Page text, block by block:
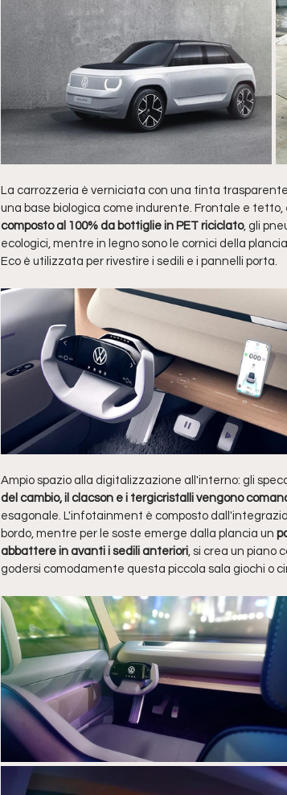
La carrozzeria è verniciata con una tinta
una base biologica come indurente. Frontale e
composto al 100% da bottiglie in PET riciclato, gli
ecologici, mentre in legno sono le cornici della
Eco è utilizzata per rivestire i sedili e i pannelli porta.
Ampio spazio alla digitalizzazione all'interno: gli
del cambio, il clacson e i tergicristalli vengono
esagonale. L'infotainment è composto
bordo, mentre per le soste emerge dalla plancia un
abbattere in avanti i sedili anteriori , si crea un
godersi comodamente questa piccola sala giochi o